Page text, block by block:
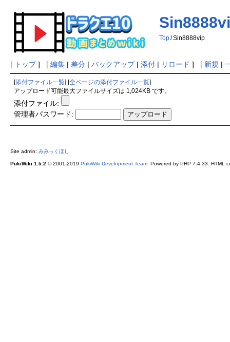
Top /Sin8888vip
[ トップ] [ 編集| 差分| バックアップ| 添付| リロード ] [ 新規 |
添付ファイル一覧 全ページの添付ファイル一覧
アップロード可能最大ファイルサイズは 1,024KB です。
添付ファイル:
管理者パスワード:
Site admin: みみっくほし
PukiWiki 1.5.2 © 2001-2019 PukiWiki Development Team. Powered by PHP 7.4.33. HTML